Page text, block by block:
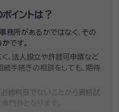
イントは？
務所があるかではなく、その
かです。
、法人設立や許認可申請など
手続きの相談をしても、期待
修科目でないことから資格試
門外となります。